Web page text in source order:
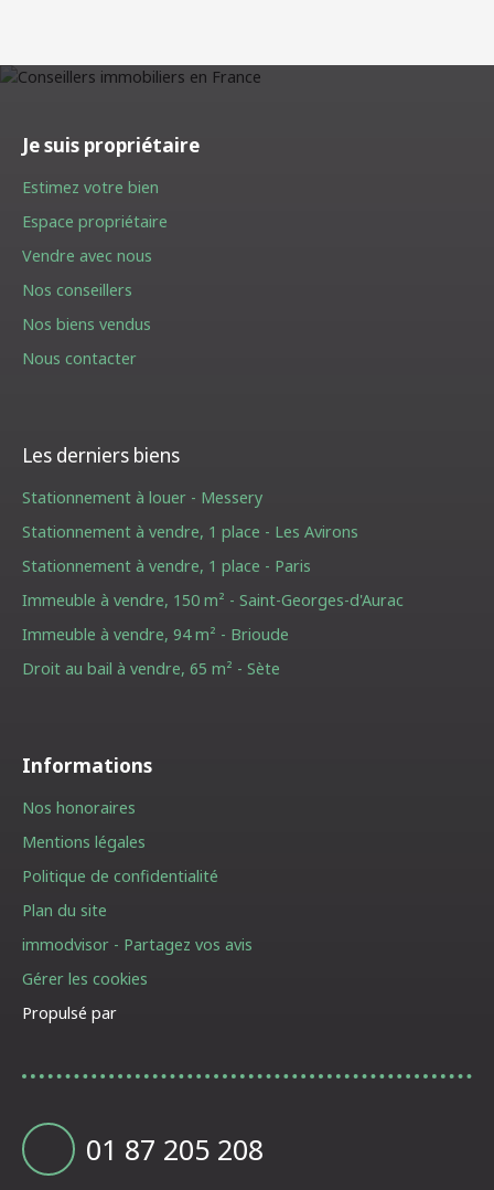
Je suis propriétaire
Estimez votre bien
Espace propriétaire
Vendre avec nous
Nos conseillers
Nos biens vendus
Nous contacter
Les derniers biens
Stationnement à louer - Messery
Stationnement à vendre, 1 place - Les Avirons
Stationnement à vendre, 1 place - Paris
Immeuble à vendre, 150 m² - Saint-Georges-d'Aurac
Immeuble à vendre, 94 m² - Brioude
Droit au bail à vendre, 65 m² - Sète
Informations
Nos honoraires
Mentions légales
Politique de confidentialité
Plan du site
immodvisor - Partagez vos avis
Gérer les cookies
Propulsé par
01 87 205 208